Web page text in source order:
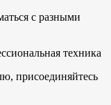
с разными
техника
присоединяйтесь